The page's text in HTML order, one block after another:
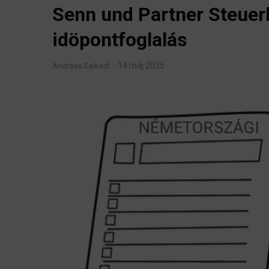
Senn und Partner
idöpontfoglalás
Andreas Sarkadi 14 máj 2025